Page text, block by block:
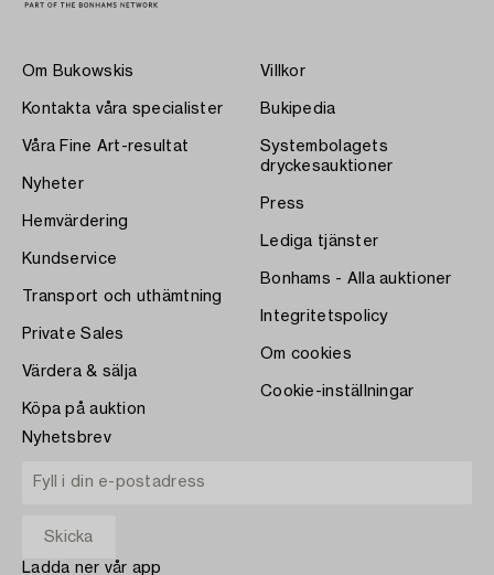
Om Bukowskis
Kontakta våra specialister
Våra Fine Art-resultat
Nyheter
Hemvärdering
Kundservice
Transport och uthämtning
Private Sales
Värdera & sälja
Köpa på auktion
Villkor
Bukipedia
Systembolagets
dryckesauktioner
Press
Lediga tjänster
Bonhams - Alla auktioner
Integritetspolicy
Om cookies
Cookie-inställningar
Nyhetsbrev
Ladda ner vår app